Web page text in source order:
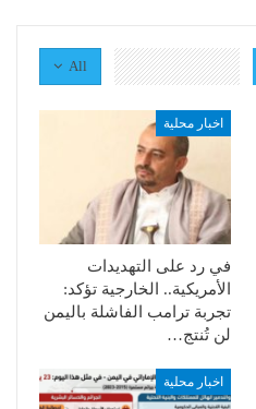
All
اخبار محلية
في رد على التهديدات
الأمريكية.. الخارجية تؤكد:
تجربة ترامب الفاشلة باليمن
لن تُنتج…
اخبار محلية